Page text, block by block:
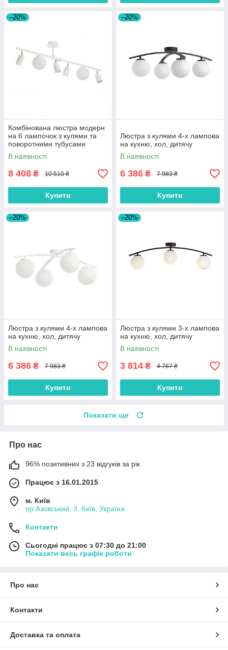
–20%
Комбінована люстра модерн
на 6 лампочок з кулями та
поворотними тубусами
В наявності
8 408 ₴ 10 510 ₴
Купити
–20%
Люстра з кулями 4-х лампова
на кухню, хол, дитячу
В наявності
6 386 ₴ 7 983 ₴
Купити
–20%
Люстра з кулями 4-х лампова
на кухню, хол, дитячу
В наявності
6 386 ₴ 7 983 ₴
Купити
–20%
Люстра з кулями 3-х лампова
на кухню, хол, дитячу
В наявності
3 814 ₴ 4 767 ₴
Купити
Показати ще
Про нас
96% позитивних з 23 відгуків за рік
Працює з 16.01.2015
м. Київ
пр.Азовський, 3, Київ, Україна
Контакти
Сьогодні працює з 07:30 до 21:00
Показати весь графік роботи
Про нас
Контакти
Доставка та оплата